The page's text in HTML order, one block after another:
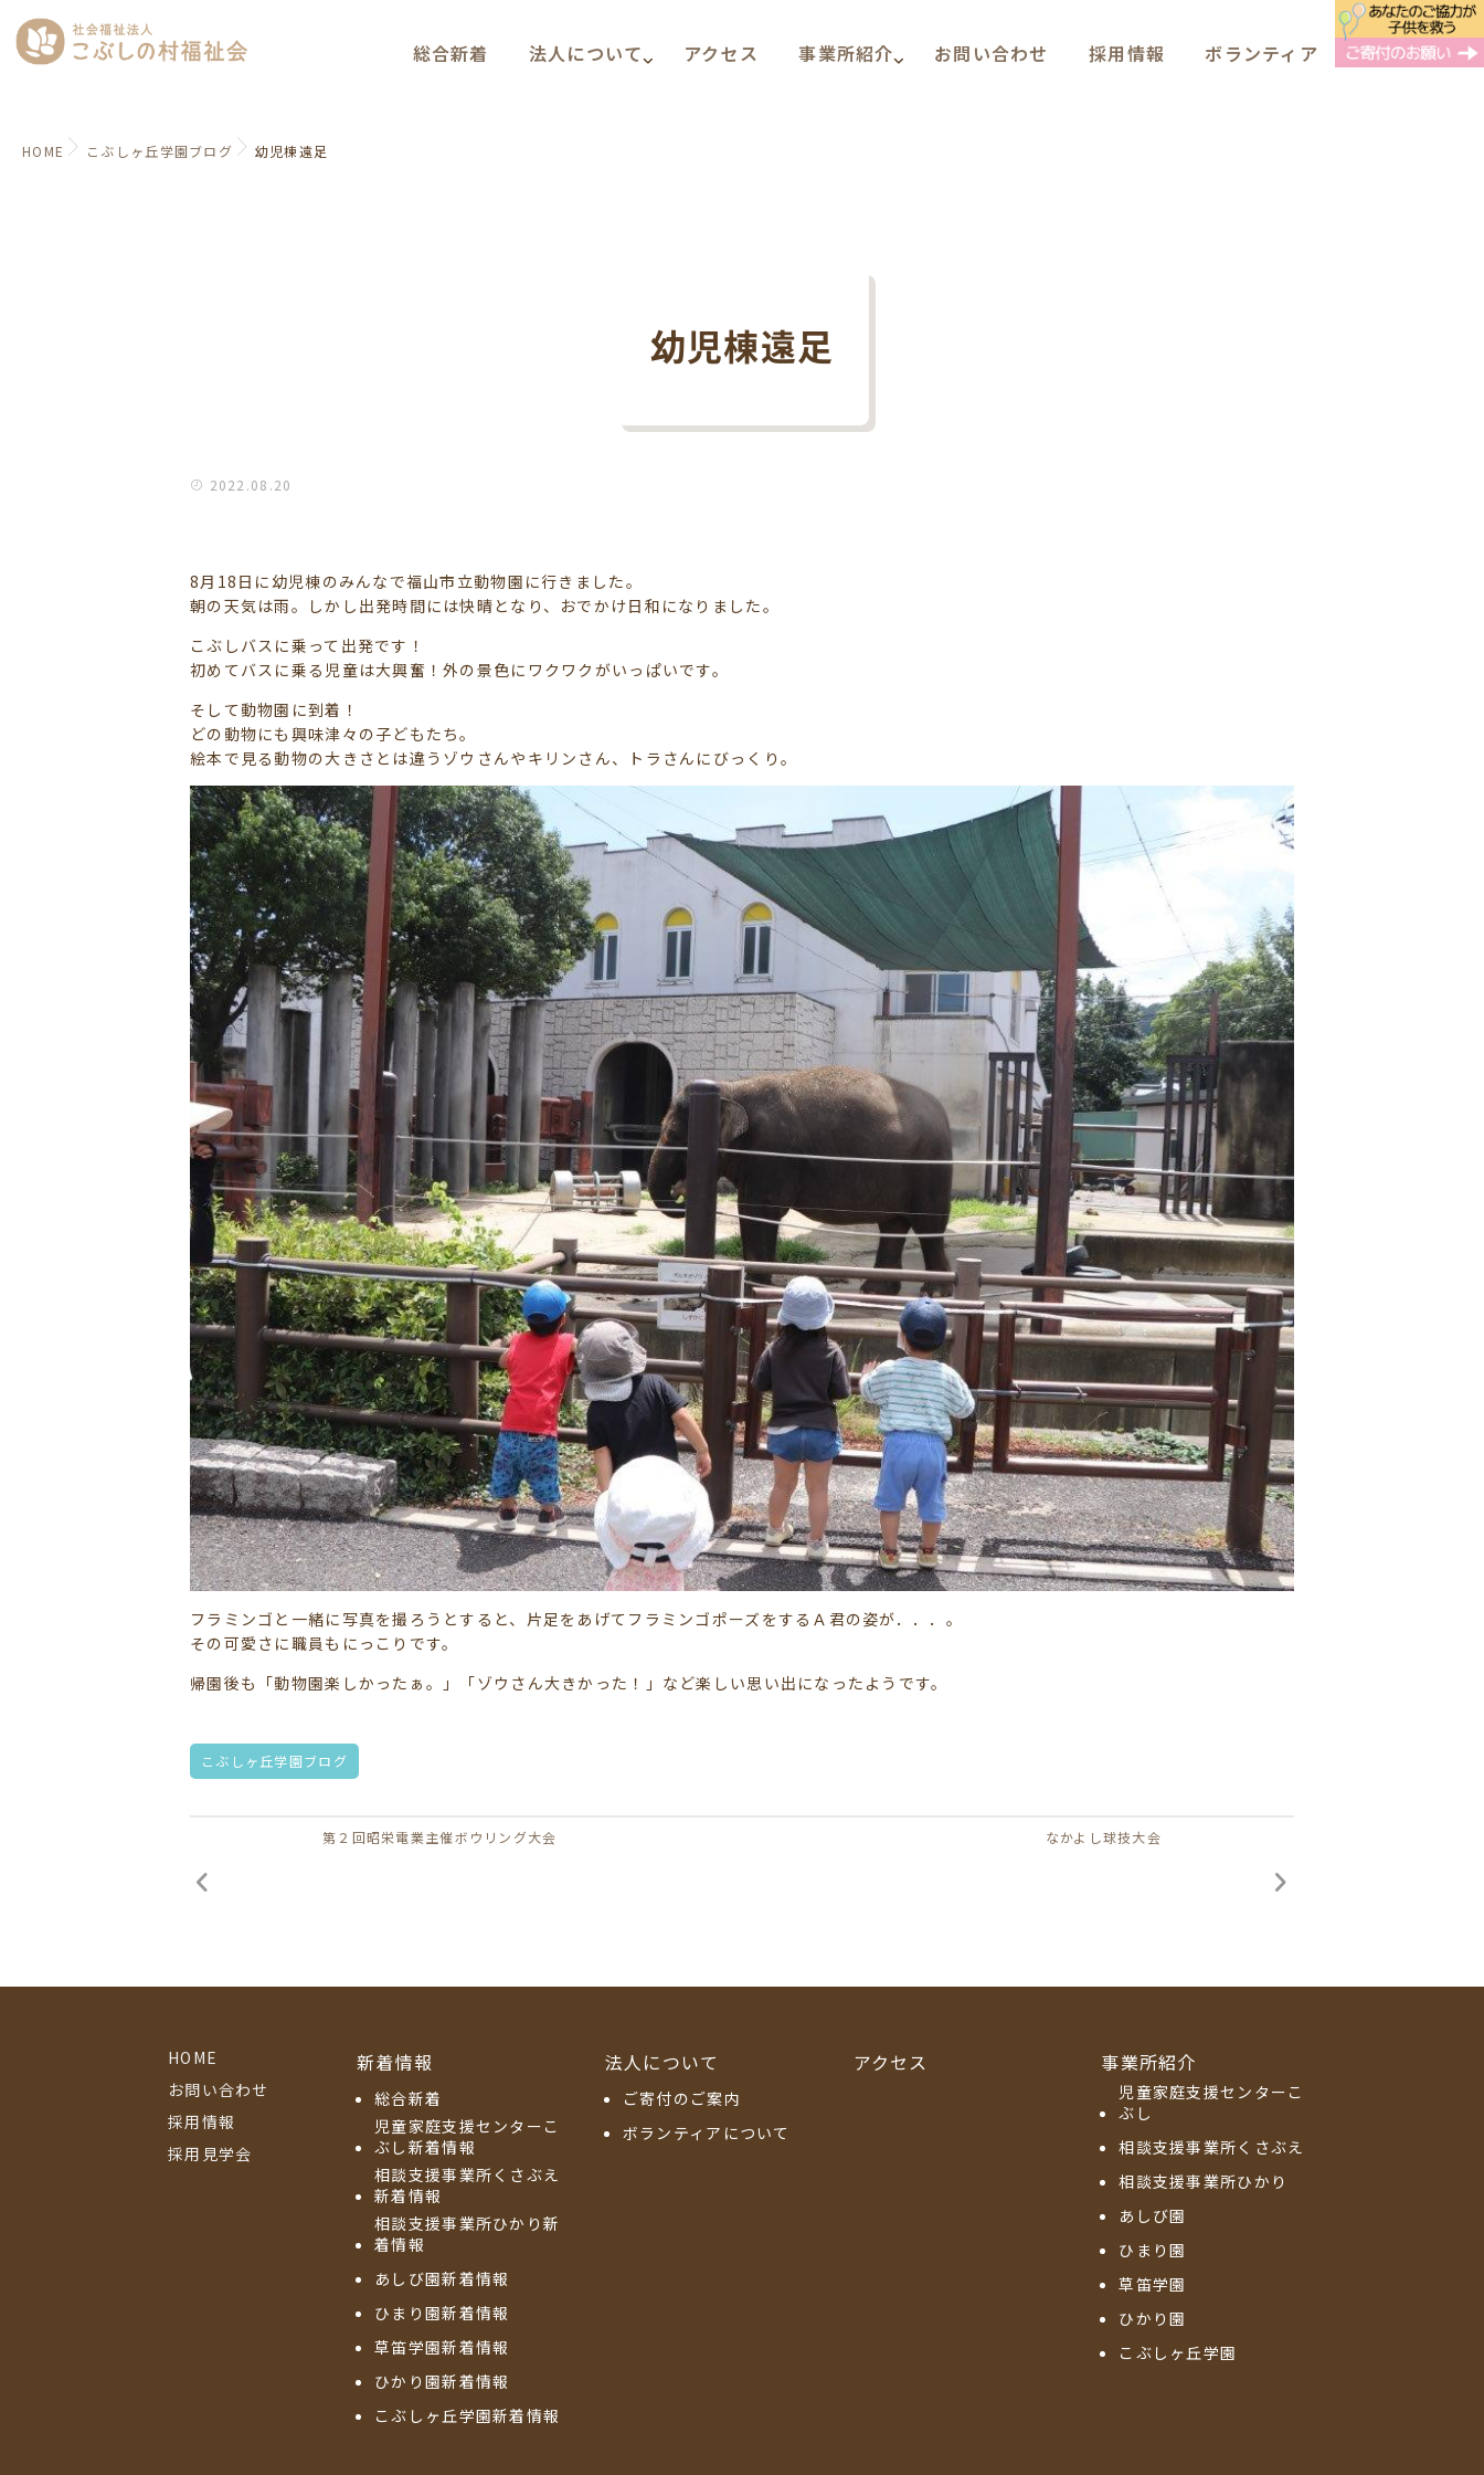
総合新着 法人について アクセス 事業所紹介 お問い合わせ 採用情報 ボランティア
HOME こぶしヶ丘学園ブログ 幼児棟遠足
幼児棟遠足
2022.08.20
8月18日に幼児棟のみんなで福山市立動物園に行きました。
朝の天気は雨。しかし出発時間には快晴となり、おでかけ日和になりました。
こぶしバスに乗って出発です！
初めてバスに乗る児童は大興奮！外の景色にワクワクがいっぱいです。
そして動物園に到着！
どの動物にも興味津々の子どもたち。
絵本で見る動物の大きさとは違うゾウさんやキリンさん、トラさんにびっくり。
フラミンゴと一緒に写真を撮ろうとすると、片足をあげてフラミンゴポーズをするＡ君の姿が．．．。
その可愛さに職員もにっこりです。
帰園後も「動物園楽しかったぁ。」「ゾウさん大きかった！」など楽しい思い出になったようです。
こぶしヶ丘学園ブログ
第２回昭栄電業主催ボウリング大会 なかよし球技大会
HOME
お問い合わせ
採用情報
採用見学会
新着情報
総合新着
児童家庭支援センターこ
ぶし新着情報
相談支援事業所くさぶえ
新着情報
相談支援事業所ひかり新
着情報
あしび園新着情報
ひまり園新着情報
草笛学園新着情報
ひかり園新着情報
こぶしヶ丘学園新着情報
法人について
ご寄付のご案内
ボランティアについて
アクセス 事業所紹介
児童家庭支援センターこ
ぶし
相談支援事業所くさぶえ
相談支援事業所ひかり
あしび園
ひまり園
草笛学園
ひかり園
こぶしヶ丘学園